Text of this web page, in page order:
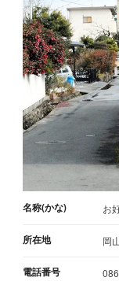
名称(かな) お
所在地 岡
電話番号